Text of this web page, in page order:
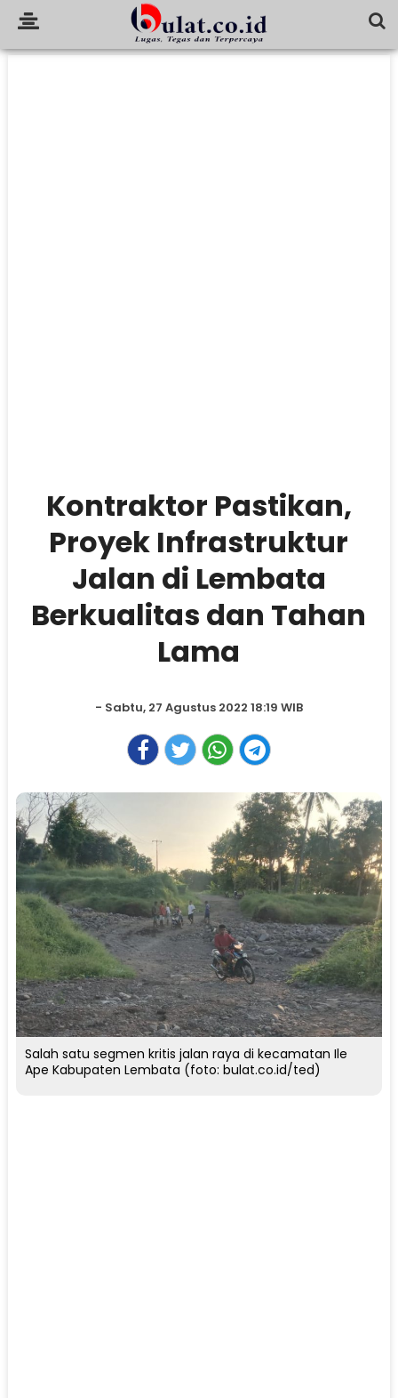
Kontraktor Pastikan,
Proyek Infrastruktur
Jalan di Lembata
Berkualitas dan Tahan
Lama
- Sabtu, 27 Agustus 2022 18:19 WIB
Salah satu segmen kritis jalan raya di kecamatan Ile
Ape Kabupaten Lembata (foto: bulat.co.id/ted)